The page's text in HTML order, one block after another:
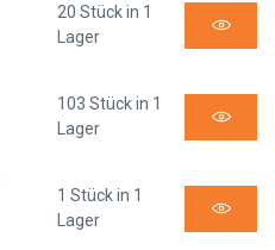
20 Stück in 1
Lager
103 Stück in 1
Lager
1 Stück in 1
Lager